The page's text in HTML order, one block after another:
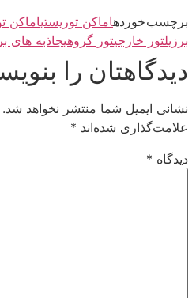
برچسب خوردهاماکن توریستیاماکن
برزیلتور خارجیتور گروهیجاذبه های
دیدگاهتان را
نشانی ایمیل شما منتشر نخواهد شد.
علامت‌گذاری شده‌اند *
دیدگاه *